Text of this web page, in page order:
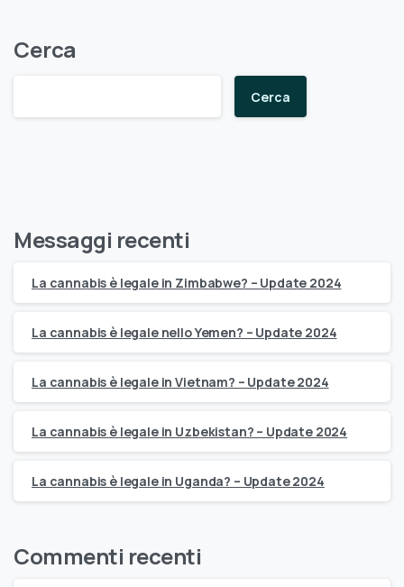
Cerca
Cerca
Messaggi recenti
La cannabis è legale in Zimbabwe? – Update 2024
La cannabis è legale nello Yemen? – Update 2024
La cannabis è legale in Vietnam? – Update 2024
La cannabis è legale in Uzbekistan? – Update 2024
La cannabis è legale in Uganda? – Update 2024
Commenti recenti